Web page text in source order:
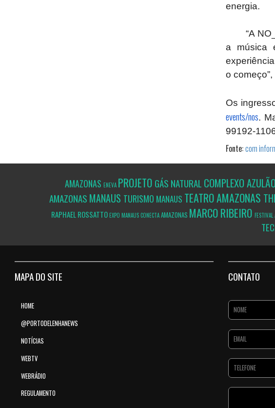
energia.
“A
a música
o
Os
events/nos.
99192-
Fonte:com
AMAZONAS ENEVA PROJETO GÁS NATURAL COMPLEXO
AMAZONAS MANAUS TURISMO MANAUS TEATRO AMAZONAS
RAPHAEL ROSSATTOEXPO MANAUS CONECTAAMAZONAS MARCO RIBEIRO FESTIVAL
MAPA DO SITE
HOME
@PORTODELENHANEWS
NOTÍCIAS
WEBTV
WEBRÁDIO
REGULAMENTO
CONTATO